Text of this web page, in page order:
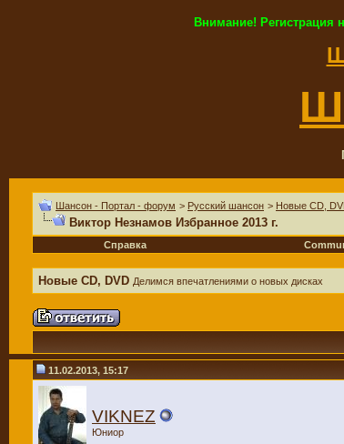
Внимание! Регистрация
Шансон - Портал - форум > Русский шансон > Новые CD,
Виктор Незнамов Избранное 2013 г.
Справка
Новые CD, DVD Делимся впечатлениями о новых дисках
11.02.2013, 15:17
VIKNEZ
Юниор